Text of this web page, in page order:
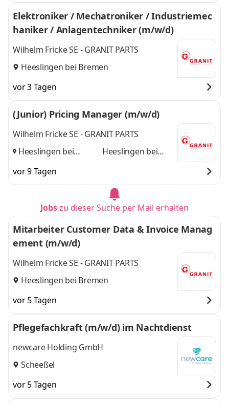
Elektroniker / Mechatroniker / Industriemec
haniker / Anlagentechniker (m/w/d)
Wilhelm Fricke SE - GRANIT PARTS
Heeslingen bei Bremen
vor 3 Tagen
(Junior) Pricing Manager (m/w/d)
Wilhelm Fricke SE - GRANIT PARTS
Heeslingen bei
und
Heeslingen bei
vor 9 Tagen
Jobszu dieser Suche per Mail erhalten
Mitarbeiter Customer Data & Invoice Manag
ement (m/w/d)
Wilhelm Fricke SE - GRANIT PARTS
Heeslingen bei Bremen
vor 5 Tagen
Pflegefachkraft (m/w/d) im Nachtdienst
newcare Holding GmbH
Scheeßel
vor 5 Tagen